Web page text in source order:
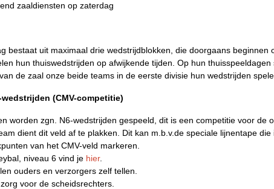
zaaldiensten op zaterdag
bestaat uit maximaal drie wedstrijdblokken, die doorgaans beginnen
hun thuiswedstrijden op afwijkende tijden. Op hun
de zaal onze beide teams in de eerste divisie hun wedstrijden
(CMV-competitie)
worden zgn. N6-wedstrijden gespeeld, dit is een competitie voor
dient dit veld af te plakken. Dit kan m.b.v.de speciale lijnentape
van het CMV-veld markeren.
niveau 6 vind je hier.
ouders en verzorgers zelf tellen.
voor de scheidsrechters.